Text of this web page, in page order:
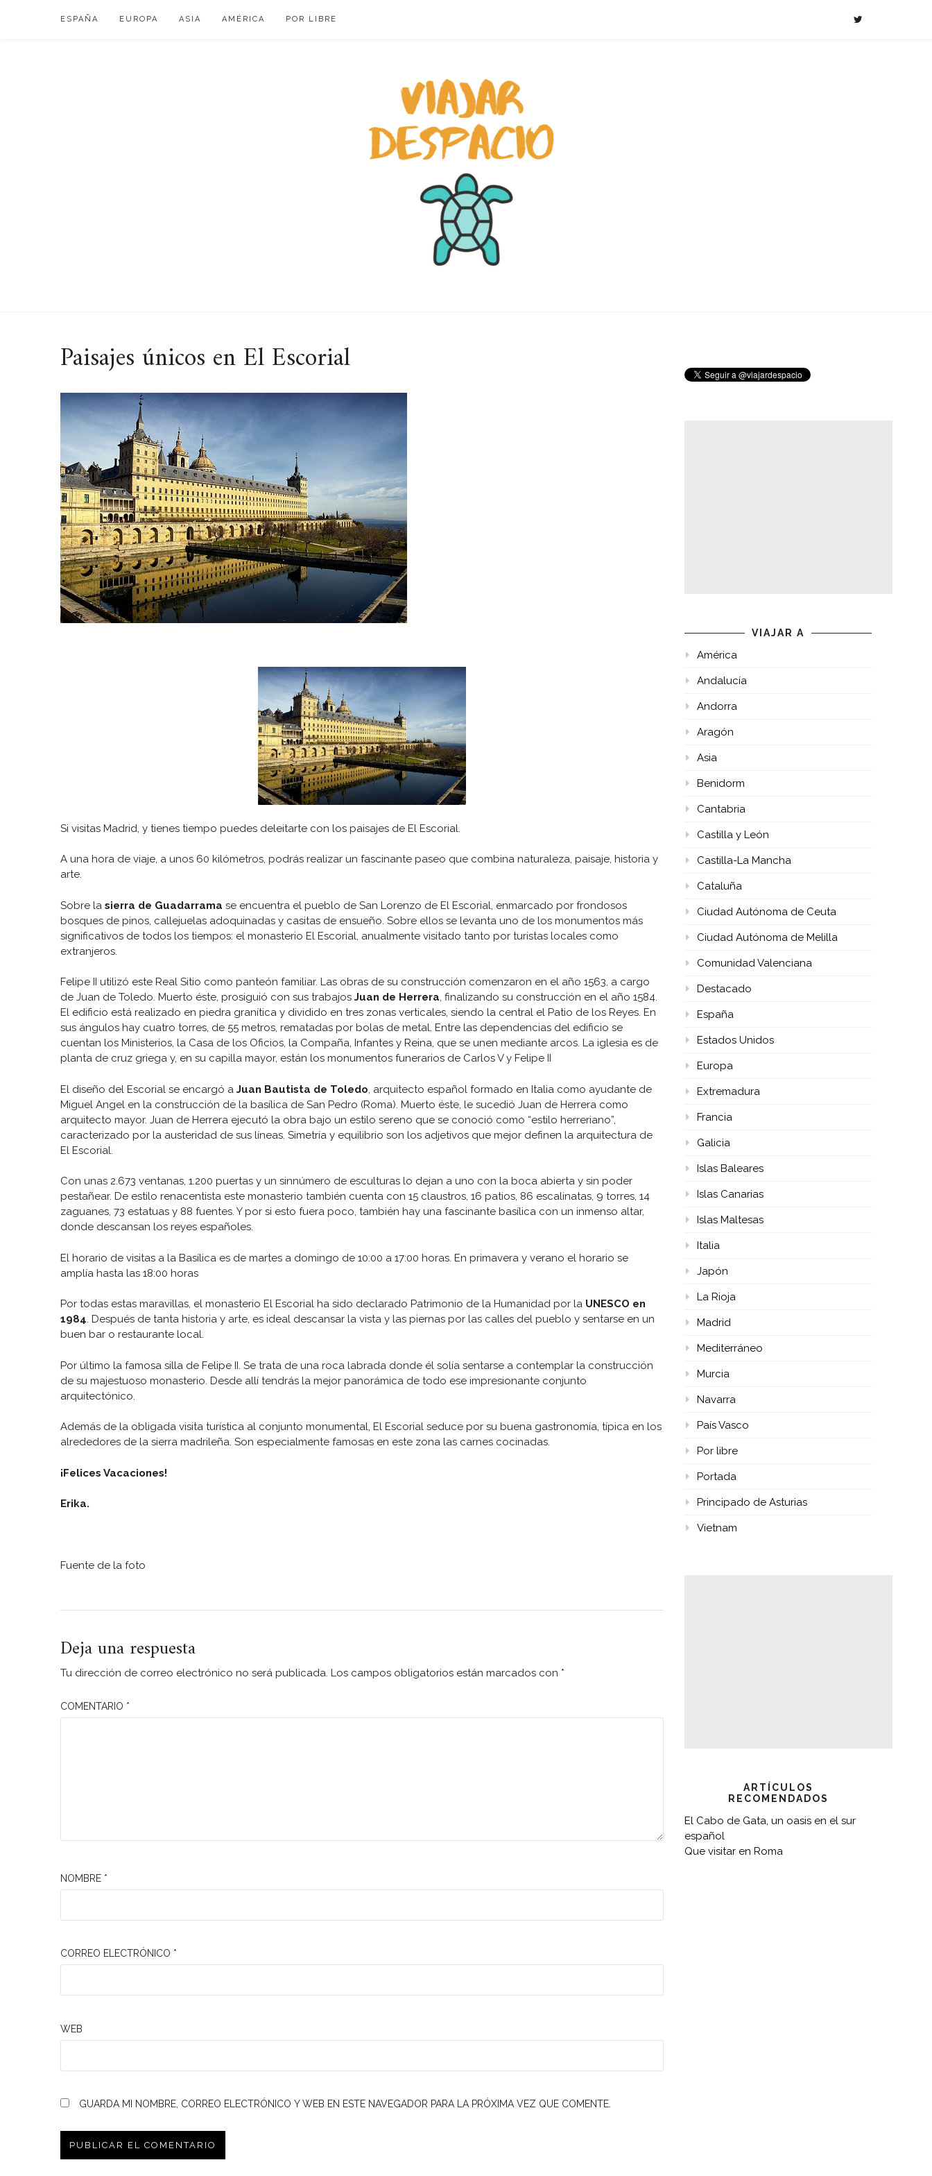
ESPAÑA EUROPA ASIA AMÉRICA POR LIBRE
Paisajes únicos en El Escorial
Si visitas Madrid, y tienes tiempo puedes deleitarte con los paisajes de El Escorial.
A una hora de viaje, a unos 60 kilómetros, podrás realizar un fascinante paseo que combina naturaleza, paisaje, historia y
arte.
Sobre la sierra de Guadarrama se encuentra el pueblo de San Lorenzo de El Escorial, enmarcado por frondosos
bosques de pinos, callejuelas adoquinadas y casitas de ensueño. Sobre ellos se levanta uno de los monumentos más
significativos de todos los tiempos: el monasterio El Escorial, anualmente visitado tanto por turistas locales como
extranjeros.
Felipe II utilizó este Real Sitio como panteón familiar. Las obras de su construcción comenzaron en el año 1563, a cargo
de Juan de Toledo. Muerto éste, prosiguió con sus trabajos Juan de Herrera, finalizando su construcción en el año 1584.
El edificio está realizado en piedra granítica y dividido en tres zonas verticales, siendo la central el Patio de los Reyes. En
sus ángulos hay cuatro torres, de 55 metros, rematadas por bolas de metal. Entre las dependencias del edificio se
cuentan los Ministerios, la Casa de los Oficios, la Compaña, Infantes y Reina, que se unen mediante arcos. La iglesia es de
planta de cruz griega y, en su capilla mayor, están los monumentos funerarios de Carlos V y Felipe II
El diseño del Escorial se encargó a Juan Bautista de Toledo, arquitecto español formado en Italia como ayudante de
Miguel Angel en la construcción de la basílica de San Pedro (Roma). Muerto éste, le sucedió Juan de Herrera como
arquitecto mayor. Juan de Herrera ejecutó la obra bajo un estilo sereno que se conoció como “estilo herreriano”,
caracterizado por la austeridad de sus líneas. Simetría y equilibrio son los adjetivos que mejor definen la arquitectura de
El Escorial.
Con unas 2.673 ventanas, 1.200 puertas y un sinnúmero de esculturas lo dejan a uno con la boca abierta y sin poder
pestañear. De estilo renacentista este monasterio también cuenta con 15 claustros, 16 patios, 86 escalinatas, 9 torres, 14
zaguanes, 73 estatuas y 88 fuentes. Y por si esto fuera poco, también hay una fascinante basílica con un inmenso altar,
donde descansan los reyes españoles.
El horario de visitas a la Basílica es de martes a domingo de 10:00 a 17:00 horas. En primavera y verano el horario se
amplía hasta las 18:00 horas
Por todas estas maravillas, el monasterio El Escorial ha sido declarado Patrimonio de la Humanidad por la UNESCO en
1984. Después de tanta historia y arte, es ideal descansar la vista y las piernas por las calles del pueblo y sentarse en un
buen bar o restaurante local.
Por último la famosa silla de Felipe II. Se trata de una roca labrada donde él solía sentarse a contemplar la construcción
de su majestuoso monasterio. Desde allí tendrás la mejor panorámica de todo ese impresionante conjunto
arquitectónico.
Además de la obligada visita turística al conjunto monumental, El Escorial seduce por su buena gastronomía, típica en los
alrededores de la sierra madrileña. Son especialmente famosas en este zona las carnes cocinadas.
¡Felices Vacaciones!
Erika.
Fuente de la foto
Deja una respuesta
Tu dirección de correo electrónico no será publicada. Los campos obligatorios están marcados con *
COMENTARIO *
NOMBRE *
CORREO ELECTRÓNICO *
WEB
GUARDA MI NOMBRE, CORREO ELECTRÓNICO Y WEB EN ESTE NAVEGADOR PARA LA PRÓXIMA VEZ QUE COMENTE.
VIAJAR A
América
Andalucía
Andorra
Aragón
Asia
Benidorm
Cantabria
Castilla y León
Castilla-La Mancha
Cataluña
Ciudad Autónoma de Ceuta
Ciudad Autónoma de Melilla
Comunidad Valenciana
Destacado
España
Estados Unidos
Europa
Extremadura
Francia
Galicia
Islas Baleares
Islas Canarias
Islas Maltesas
Italia
Japón
La Rioja
Madrid
Mediterráneo
Murcia
Navarra
País Vasco
Por libre
Portada
Principado de Asturias
Vietnam
ARTÍCULOS
RECOMENDADOS
El Cabo de Gata, un oasis en el sur
español
Que visitar en Roma